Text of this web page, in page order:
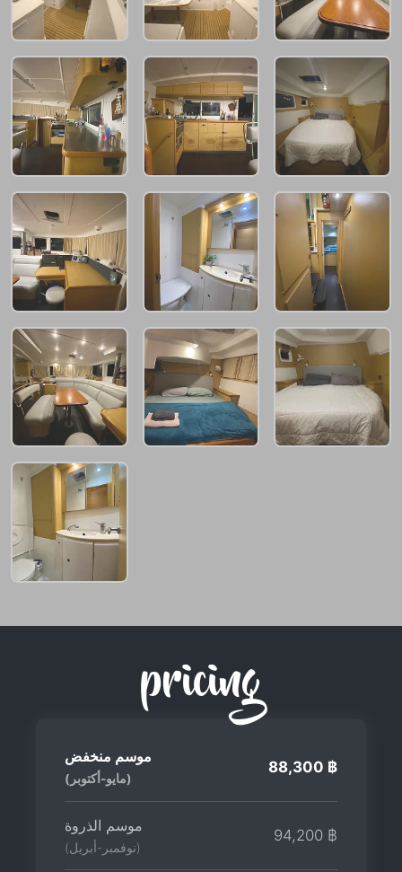
pricing
موسم منخفض
(مايو-أكتوبر)
88,300 ฿
موسم الذروة
(نوفمبر-أبريل)
94,200 ฿